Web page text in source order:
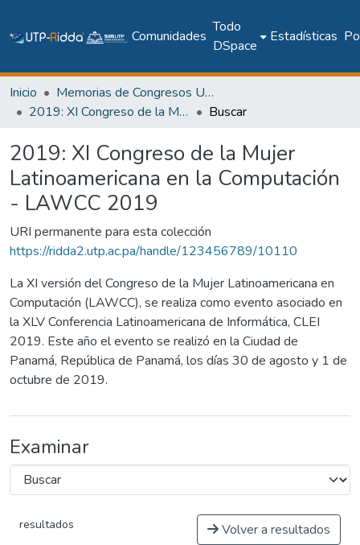
Comunidades
Todo
DSpace
Estadísticas
Inicio
Memorias de Congresos UTP
2019: XI Congreso de la Mujer Latinoamericana en la Computación - LAWCC 2019
Buscar
2019: XI Congreso de la Mujer
Latinoamericana en la Computación
- LAWCC 2019
URI permanente para esta colección
https://ridda2.utp.ac.pa/handle/123456789/10110
La XI versión del Congreso de la Mujer Latinoamericana en
Computación (LAWCC), se realiza como evento asociado en
la XLV Conferencia Latinoamericana de Informática, CLEI
2019. Este año el evento se realizó en la Ciudad de
Panamá, República de Panamá, los días 30 de agosto y 1 de
octubre de 2019.
Examinar
resultados Volver a resultados